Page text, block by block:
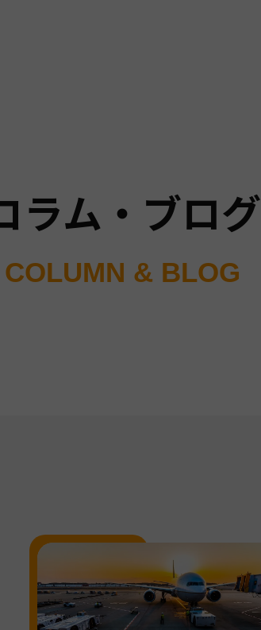
ラム・ブログ
COLUMN & BLOG